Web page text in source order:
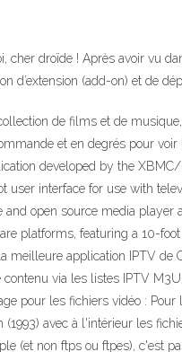
droïde ! Après avoir vu
d’extension (add-on) et de
de films et de
et en degrés pour
developed by the
interface for use with
open source media
platforms, featuring a 10-
application IPTV de
via les listes IPTV
pour les fichiers vidéo :
avec à l'intérieur les
(et non ftps ou ftpes), c'est